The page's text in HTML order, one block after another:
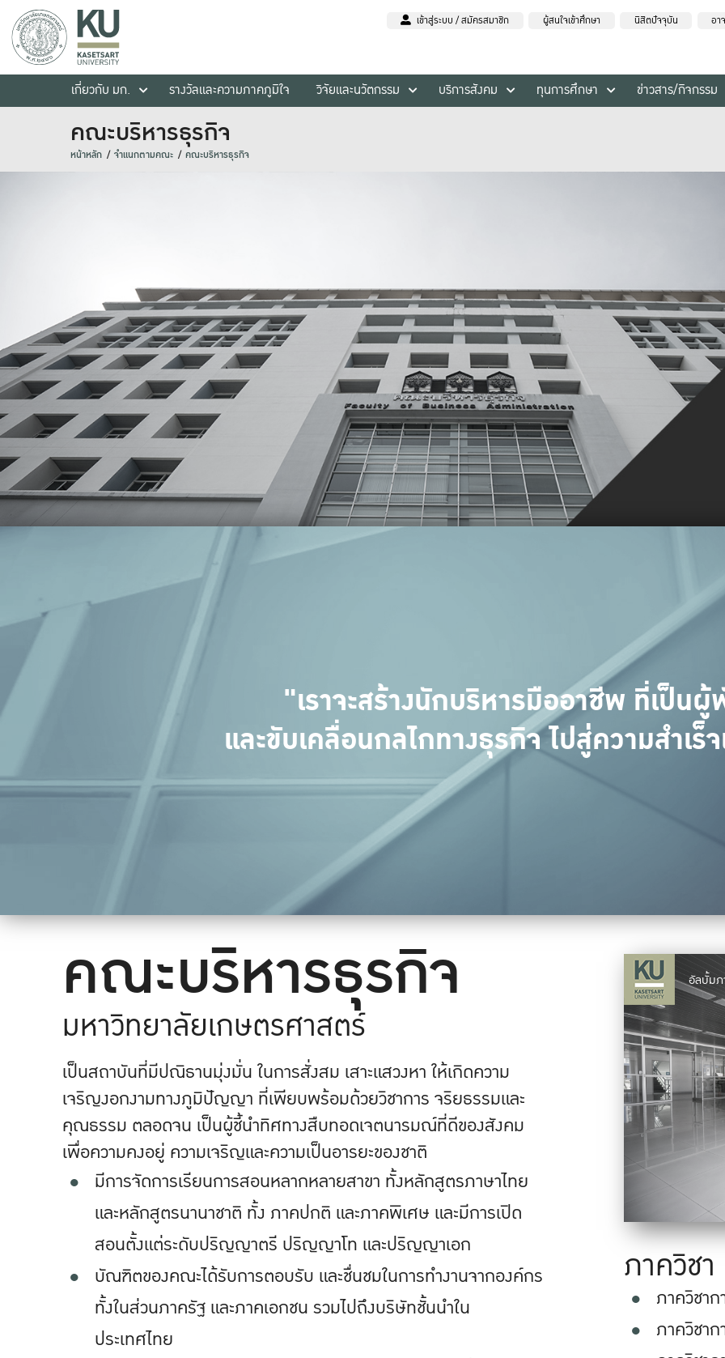
เข้าสู่ระบบ / สมัครสมาชิก ผู้สนใจเข้าศึกษา นิสิตปัจจุบัน อา
เกี่ยวกับ มก.
รางวัลและความภาคภูมิใจ วิจัยและนวัตกรรม บริการสังคม ทุนการศึกษา ข่าวสาร/กิจกรรม
คณะบริหารธุรกิจ
หน้าหลัก จำแนกตามคณะ คณะบริหารธุรกิจ
"เราจะสร้างนักบริหารมืออาชีพ ที่เป็น
และขับเคลื่อนกลไกทางธุรกิจ ไปสู่ความสำเ
คณะบริหารธุรกิจ
มหาวิทยาลัยเกษตรศาสตร์
เป็นสถาบันที่มีปณิธานมุ่งมั่น ในการสั่งสม เสาะแสวงหา ให้เกิดความ
เจริญงอกงามทางภูมิปัญญา ที่เพียบพร้อมด้วยวิชาการ จริยธรรมและ
คุณธรรม ตลอดจน เป็นผู้ชี้นำทิศทางสืบทอดเจตนารมณ์ที่ดีของสังคม
เพื่อความคงอยู่ ความเจริญและความเป็นอารยะของชาติ
มีการจัดการเรียนการสอนหลากหลายสาขา ทั้งหลักสูตรภาษาไทย
และหลักสูตรนานาชาติ ทั้ง ภาคปกติ และภาคพิเศษ และมีการเปิด
สอนตั้งแต่ระดับปริญญาตรี ปริญญาโท และปริญญาเอก
บัณฑิตของคณะได้รับการตอบรับ และชื่นชมในการทำงานจากองค์กร
ทั้งในส่วนภาครัฐ และภาคเอกชน รวมไปถึงบริษัทชั้นนำใน
ประเทศไทย
อัลบั้ม
ภาควิชา
ภาควิชาก
ภาควิชา